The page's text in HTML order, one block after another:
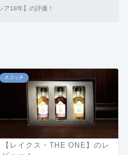
ア18年】の評価！
スコッチ
【レイクス・THE ONE】のレ